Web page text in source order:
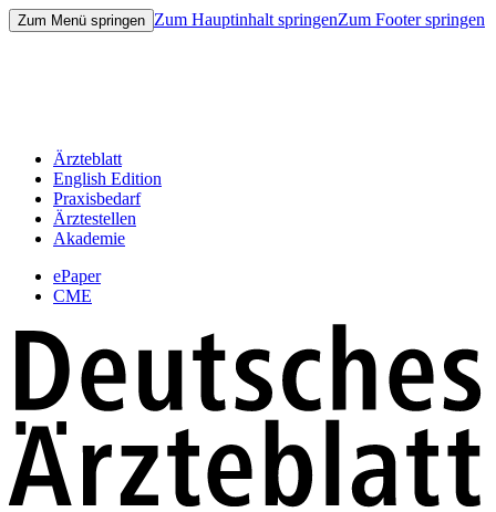
Zum Menü springen Zum Hauptinhalt springenZum Footer springen
Ärzteblatt
English Edition
Praxisbedarf
Ärztestellen
Akademie
ePaper
CME